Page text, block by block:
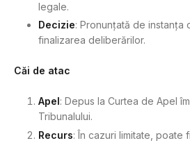
legale.
Decizie: Pronunțată de instanța
finalizarea deliberărilor.
Căi de atac
Apel: Depus la Curtea de Apel
Tribunalului.
Recurs: În cazuri limitate, poate